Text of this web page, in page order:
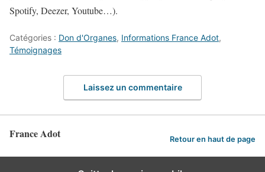
Spotify, Deezer, Youtube…).
Catégories : Don d'Organes, Informations France Adot,
Témoignages
Laissez un commentaire
France Adot Retour en haut de page